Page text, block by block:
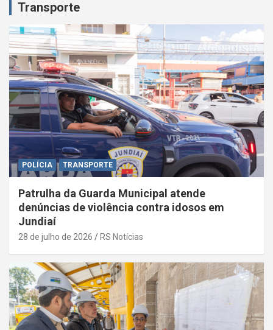
Transporte
POLÍCIA TRANSPORTE
Patrulha da Guarda Municipal atende
denúncias de violência contra idosos em
Jundiaí
28 de julho de 2026 RS Notícias